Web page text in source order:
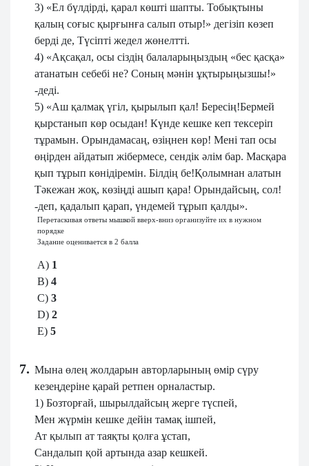
3) «Ел бүлдірді, қарал көшті шапты. Тобықтыны
қалың соғыс қырғынға салып отыр!» дегізіп көзеп
берді де, Түсіпті жедел жөнелтті.
4) «Ақсақал, осы сіздің балаларыңыздың «бес қасқа»
атанатын себебі не? Соның мәнін ұқтырыңызшы!»
-деді.
5) «Аш қалмақ үгіл, қырылып қал! Бересің!Бермей
қырстанып көр осыдан! Күнде кешке кеп тексеріп
тұрамын. Орындамасаң, өзіңнен көр! Мені тап осы
өңірден айдатып жібермесе, сендік әлім бар. Масқара
қып тұрып көнідіремін. Білдің бе!Қолымнан алатын
Тәкежан жоқ, көзіңді ашып қара! Орындайсың, сол!
-деп, қадалып қарап, үндемей тұрып қалды».
Перетаскивая ответы мышкой вверх-вниз организуйте их в нужном
порядке
Задание оценивается в 2 балла
A) 1
B) 4
C) 3
D) 2
E) 5
7. Мына өлең жолдарын авторларының өмір сүру
кезеңдеріне қарай ретпен орналастыр.
1) Бозторғай, шырылдайсың жерге түспей,
Мен жүрмін кешке дейін тамақ ішпей,
Ат қылып ат таяқты қолға ұстап,
Сандалып қой артында азар кешкей.